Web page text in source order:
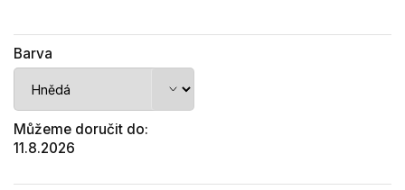
Barva
Můžeme doručit do:
11.8.2026